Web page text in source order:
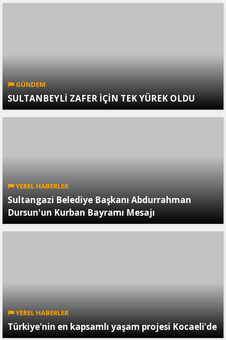
GÜNDEM
SULTANBEYLİ ZAFER İÇİN TEK YÜREK OLDU
YEREL HABERLER
Sultangazi Belediye Başkanı Abdurrahman
Dursun'un Kurban Bayramı Mesajı
YEREL HABERLER
Türkiye’nin en kapsamlı yaşam projesi Kocaeli’de